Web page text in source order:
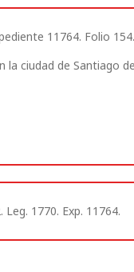
11764. Folio 154.
la ciudad de Santiago de
Leg. 1770. Exp. 11764.